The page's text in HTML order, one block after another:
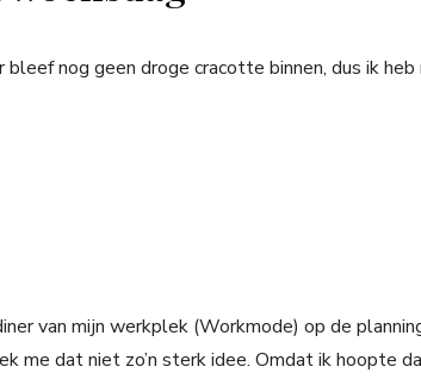
bleef nog geen droge cracotte binnen, dus ik
van mijn werkplek (Workmode) op de
me dat niet zo’n sterk idee. Omdat ik hoopte